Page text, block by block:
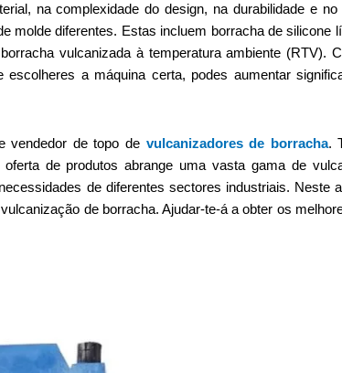
na complexidade do design, na durabilidade e
molde diferentes. Estas incluem borracha de silicone
vulcanizada à temperatura ambiente (RTV).
a máquina certa, podes aumentar
vendedor de topo de vulcanizadores de borracha.
de produtos abrange uma vasta gama de
de diferentes sectores industriais. Neste
de borracha. Ajudar-te-á a obter os